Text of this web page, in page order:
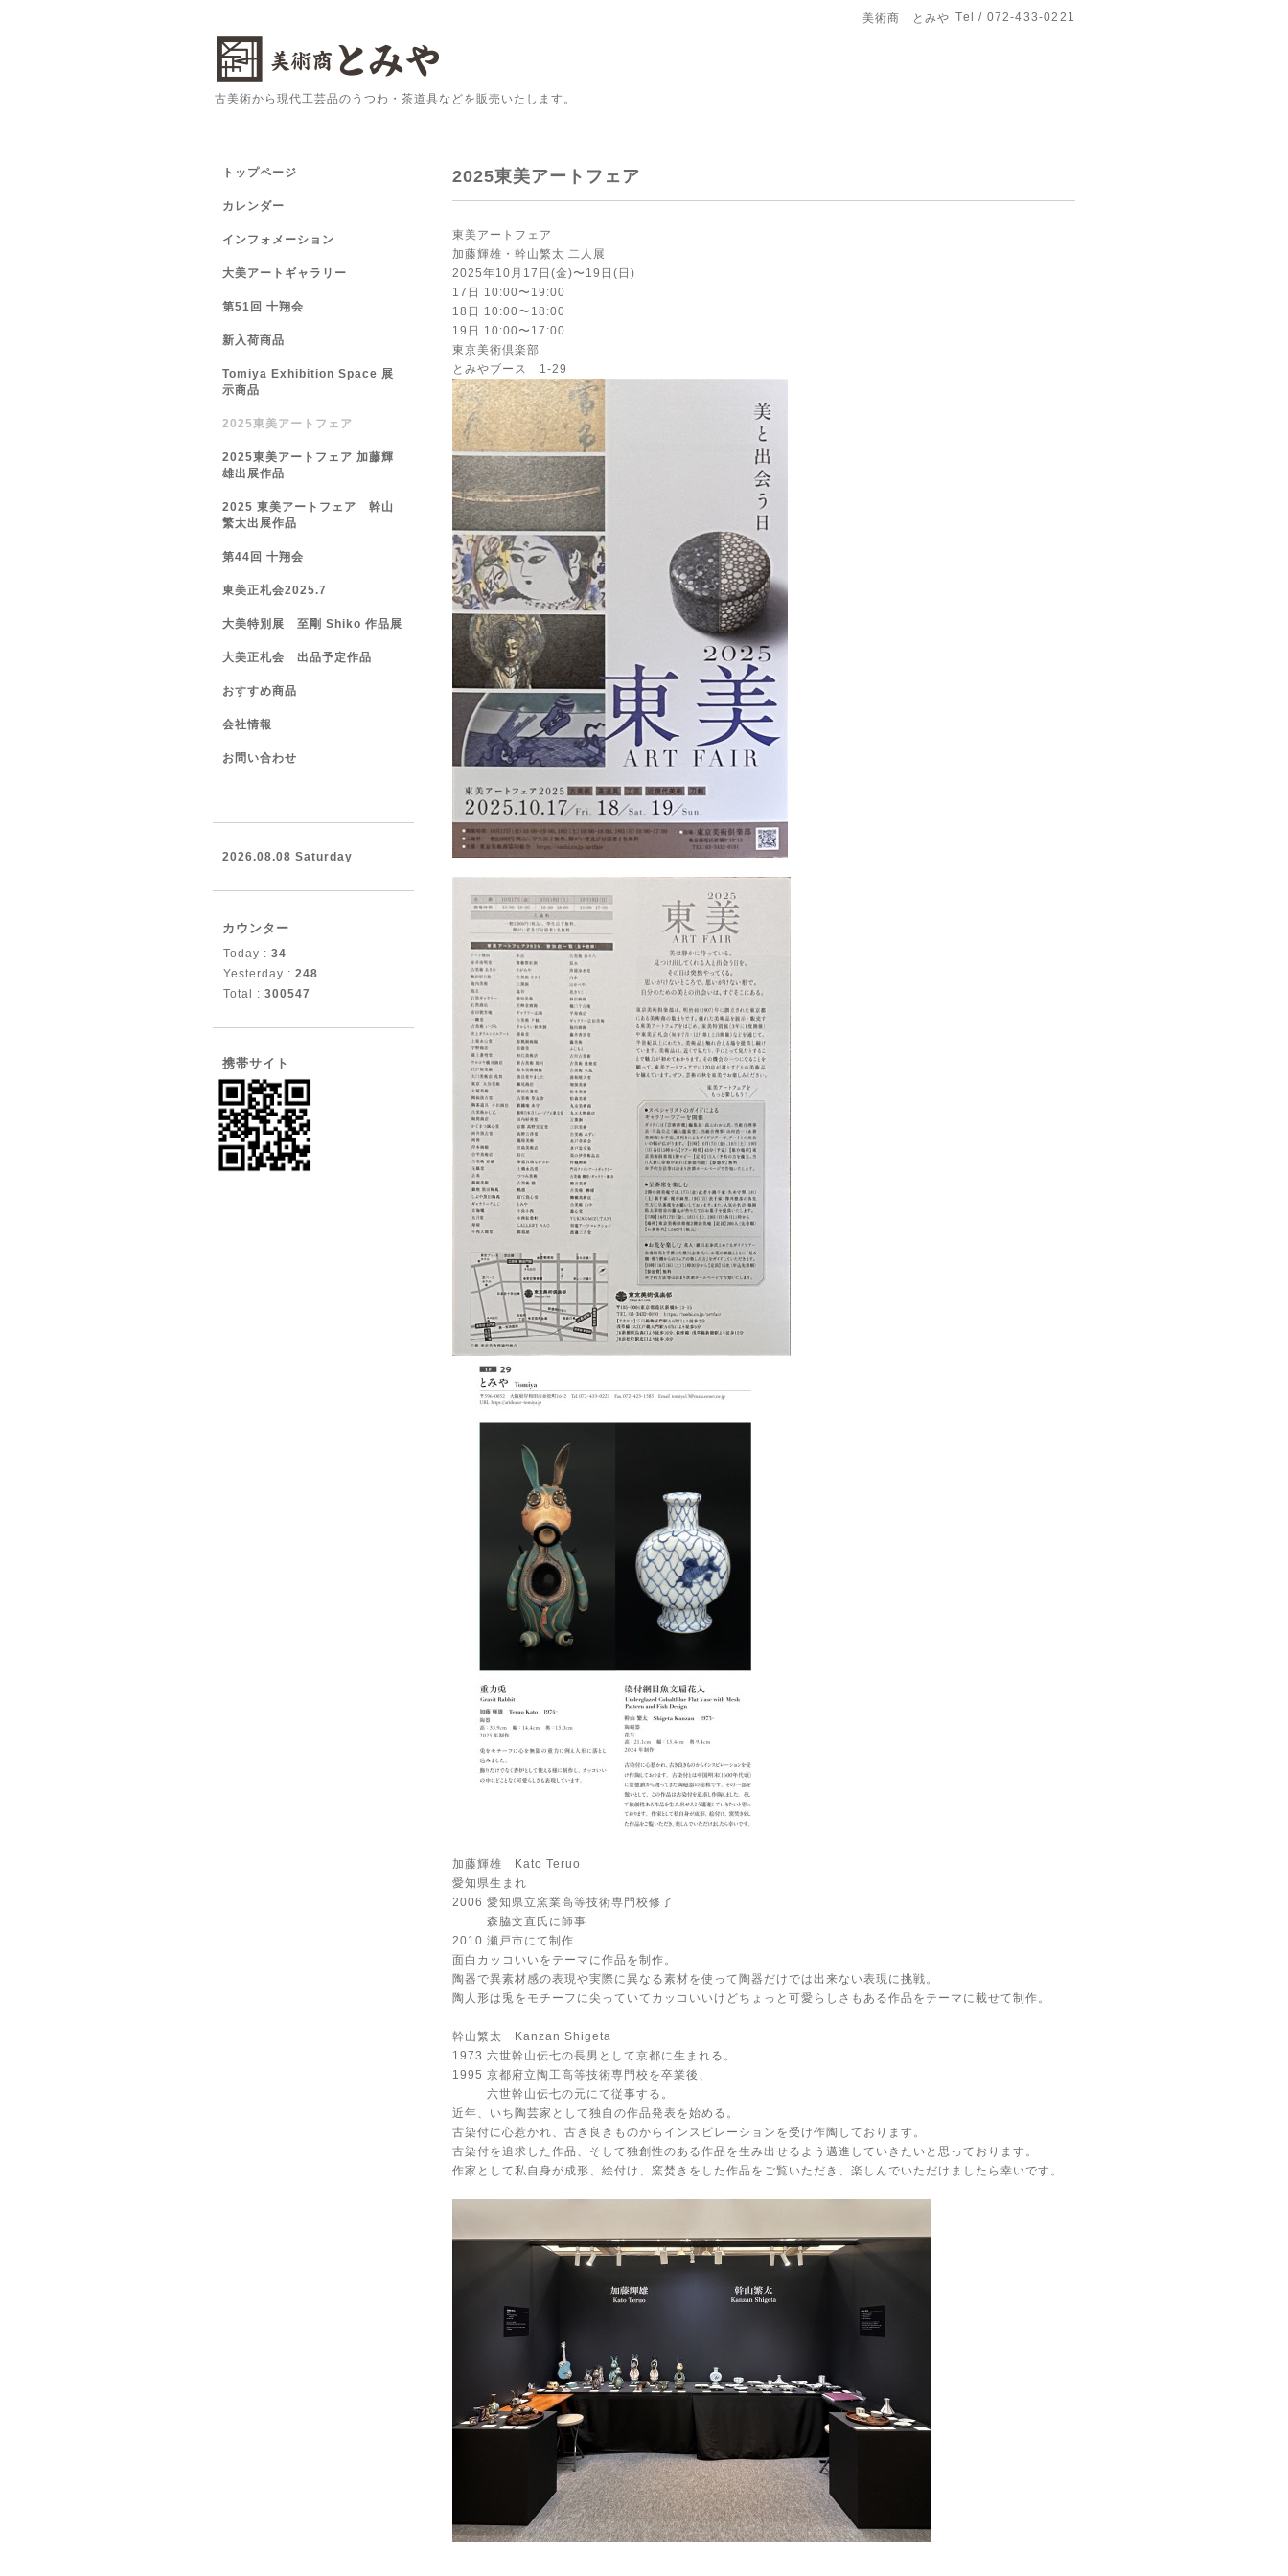
美術商 とみや Tel / 072-433-0221
古美術から現代工芸品のうつわ・茶道具などを販売いたします。
2025東美アートフェア
東美アートフェア
加藤輝雄・幹山繁太 二人展
2025年10月17日(金)〜19日(日)
17日 10:00〜19:00
18日 10:00〜18:00
19日 10:00〜17:00
東京美術倶楽部
とみやブース 1-29
加藤輝雄 Kato Teruo
愛知県生まれ
2006 愛知県立窯業高等技術専門校修了
森脇文直氏に師事
2010 瀬戸市にて制作
面白カッコいいをテーマに作品を制作。
陶器で異素材感の表現や実際に異なる素材を使って陶器だけでは出来ない表現に挑戦。
陶人形は兎をモチーフに尖っていてカッコいいけどちょっと可愛らしさもある作品をテーマに載せて制作。
幹山繁太 Kanzan Shigeta
1973 六世幹山伝七の長男として京都に生まれる。
1995 京都府立陶工高等技術専門校を卒業後、
六世幹山伝七の元にて従事する。
近年、いち陶芸家として独自の作品発表を始める。
古染付に心惹かれ、古き良きものからインスピレーションを受け作陶しております。
古染付を追求した作品、そして独創性のある作品を生み出せるよう邁進していきたいと思っております。
作家として私自身が成形、絵付け、窯焚きをした作品をご覧いただき、楽しんでいただけましたら幸いです。
トップページ
カレンダー
インフォメーション
大美アートギャラリー
第51回 十翔会
新入荷商品
Tomiya Exhibition Space 展
示商品
2025東美アートフェア
2025東美アートフェア 加藤輝
雄出展作品
2025 東美アートフェア 幹山
繁太出展作品
第44回 十翔会
東美正札会2025.7
大美特別展 至剛 Shiko 作品展
大美正札会 出品予定作品
おすすめ商品
会社情報
お問い合わせ
2026.08.08 Saturday
カウンター
Today : 34
Yesterday : 248
Total : 300547
携帯サイト